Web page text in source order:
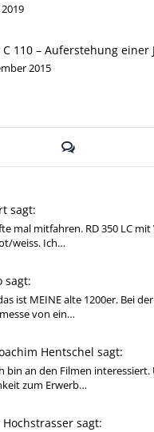
C 110 – Auferstehung einer
2015
Kommentare
sagt:
mal mitfahren. RD 350 LC
weiss. Ich…
sagt:
ist MEINE alte 1200er. Bei
von ein…
Hentschel sagt:
bin an den Filmen interessiert.
zum Erwerb…
sagt: